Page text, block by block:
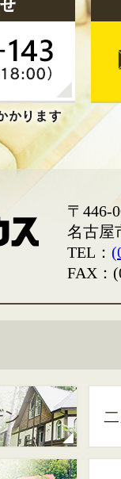
〒446-
名古屋
TEL：
FAX：